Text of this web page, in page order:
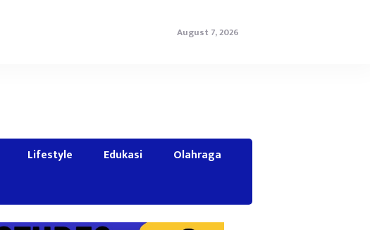
August 7, 2026
Lifestyle Edukasi
Olahraga